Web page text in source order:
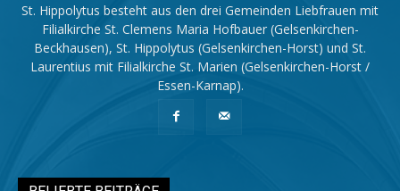
St. Hippolytus besteht aus den drei Gemeinden Liebfrauen mit
Filialkirche St. Clemens Maria Hofbauer (Gelsenkirchen-
Beckhausen), St. Hippolytus (Gelsenkirchen-Horst) und St.
Laurentius mit Filialkirche St. Marien (Gelsenkirchen-Horst /
Essen-Karnap).